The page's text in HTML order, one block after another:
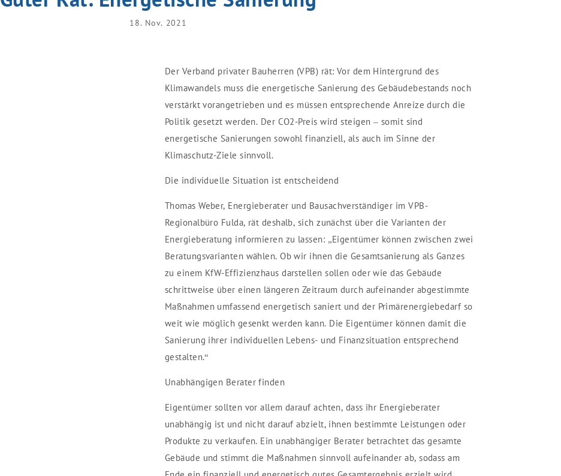
18. Nov. 2021
Der Verband privater Bauherren (VPB) rät: Vor dem Hintergrund des
Klimawandels muss die energetische Sanierung des Gebäudebestands noch
verstärkt vorangetrieben und es müssen entsprechende Anreize durch die
Politik gesetzt werden. Der CO2-Preis wird steigen – somit sind
energetische Sanierungen sowohl finanziell, als auch im Sinne der
Klimaschutz-Ziele sinnvoll.
Die individuelle Situation ist entscheidend
Thomas Weber, Energieberater und Bausachverständiger im VPB-
Regionalbüro Fulda, rät deshalb, sich zunächst über die Varianten der
Energieberatung informieren zu lassen: „Eigentümer können zwischen zwei
Beratungsvarianten wählen. Ob wir ihnen die Gesamtsanierung als Ganzes
zu einem KfW-Effizienzhaus darstellen sollen oder wie das Gebäude
schrittweise über einen längeren Zeitraum durch aufeinander abgestimmte
Maßnahmen umfassend energetisch saniert und der Primärenergiebedarf so
weit wie möglich gesenkt werden kann. Die Eigentümer können damit die
Sanierung ihrer individuellen Lebens- und Finanzsituation entsprechend
gestalten.“
Unabhängigen Berater finden
Eigentümer sollten vor allem darauf achten, dass ihr Energieberater
unabhängig ist und nicht darauf abzielt, ihnen bestimmte Leistungen oder
Produkte zu verkaufen. Ein unabhängiger Berater betrachtet das gesamte
Gebäude und stimmt die Maßnahmen sinnvoll aufeinander ab, sodass am